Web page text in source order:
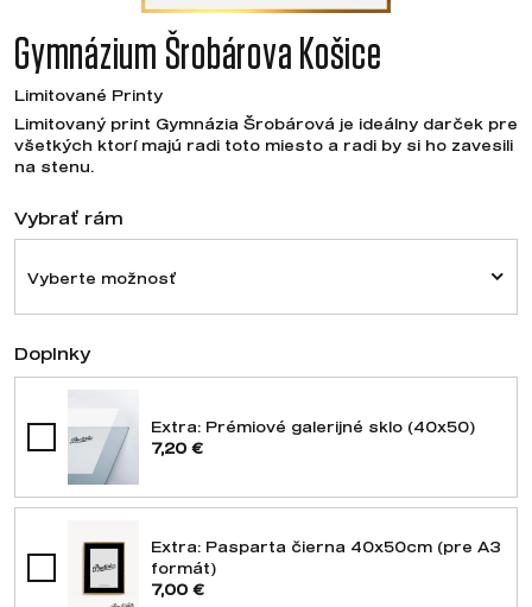
Gymnázium Šrobárova Košice
Limitované Printy
Limitovaný print Gymnázia Šrobárová je ideálny darček pre
všetkých ktorí majú radi toto miesto a radi by si ho zavesili
na stenu.
Vybrať rám
Vyberte možnosť
Doplnky
Extra: Prémiové galerijné sklo (40x50)
7,20 €
Extra: Pasparta čierna 40x50cm (pre A3
formát)
7,00 €